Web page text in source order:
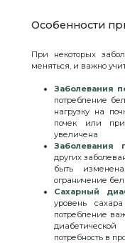
Особенности
При некоторых
меняться, и важно
Заболевания
потребление
нагрузку на
почек или
увеличена
Заболевания
других
быть
ограничение
Сахарный
уровень
потребление
потребность в